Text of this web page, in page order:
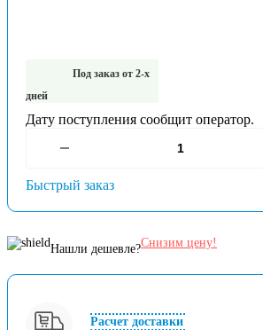
Под заказ от 2-х
дней
Дату поступления сообщит оператор.
Быстрый заказ
Нашли дешевле?Снизим цену!
Расчет доставки